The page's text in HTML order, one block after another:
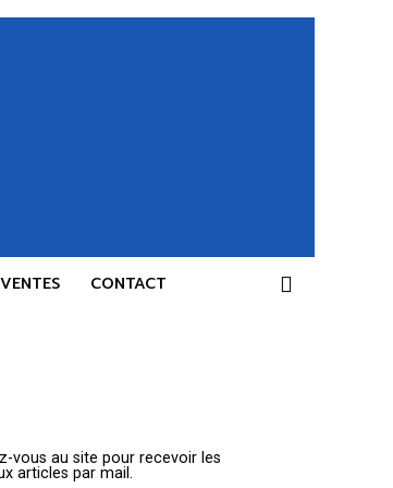
CONTACT
vous au site pour recevoir les
articles par mail.